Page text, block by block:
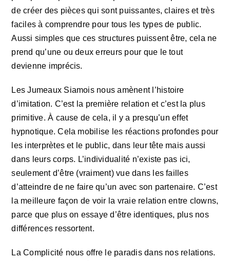
de créer des pièces qui sont puissantes, claires et très
faciles à comprendre pour tous les types de public.
Aussi simples que ces structures puissent être, cela ne
prend qu’une ou deux erreurs pour que le tout
devienne imprécis.
Les Jumeaux Siamois nous amènent l’histoire
d’imitation. C’est la première relation et c’est la plus
primitive. À cause de cela, il y a presqu’un effet
hypnotique. Cela mobilise les réactions profondes pour
les interprètes et le public, dans leur tête mais aussi
dans leurs corps. L’individualité n’existe pas ici,
seulement d’être (vraiment) vue dans les failles
d’atteindre de ne faire qu’un avec son partenaire. C’est
la meilleure façon de voir la vraie relation entre clowns,
parce que plus on essaye d’être identiques, plus nos
différences ressortent.
La Complicité nous offre le paradis dans nos relations.